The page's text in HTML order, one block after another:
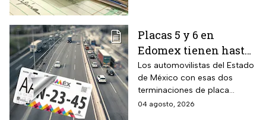
Placas 5 y 6 en
Edomex tienen hasta
el 31 de agosto 2026
para realizar la
verificación
vehicular o recibirán
Los automovilistas del Estado
de México con esas dos
terminaciones de placa
enfrentan el cierre de su
04 agosto, 2026